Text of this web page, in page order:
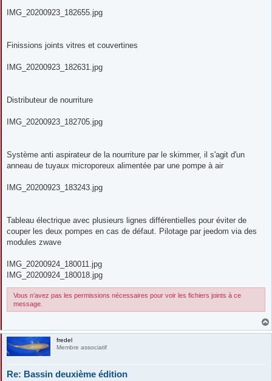
IMG_20200923_182655.jpg
Finissions joints vitres et couvertines
IMG_20200923_182631.jpg
Distributeur de nourriture
IMG_20200923_182705.jpg
Système anti aspirateur de la nourriture par le skimmer, il s'agit d'un
anneau de tuyaux microporeux alimentée par une pompe à air
IMG_20200923_183243.jpg
Tableau électrique avec plusieurs lignes différentielles pour éviter de
couper les deux pompes en cas de défaut. Pilotage par jeedom via des
modules zwave
IMG_20200924_180011.jpg
IMG_20200924_180018.jpg
Vous n’avez pas les permissions nécessaires pour voir les fichiers joints à ce
message.
fredel
Membre associatif
Re: Bassin deuxième édition